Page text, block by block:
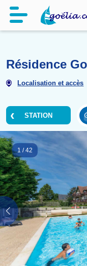
STATION
1 /42